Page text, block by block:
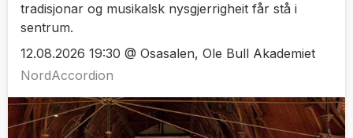
tradisjonar og musikalsk nysgjerrigheit får stå i
sentrum.
12.08.2026 19:30 @ Osasalen, Ole Bull Akademiet
NordAccordion